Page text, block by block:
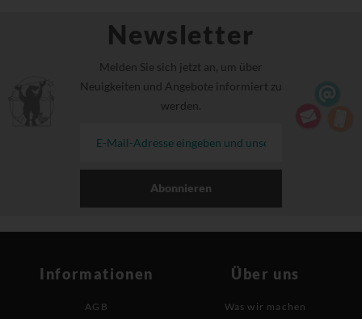
Newsletter
Melden Sie sich jetzt an, um über
Neuigkeiten und Angebote informiert zu
werden.
Abonnieren
Informationen
AGB
Über uns
Was wir machen